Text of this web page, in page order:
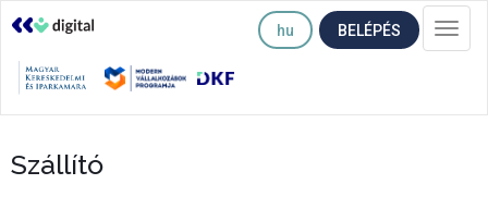
hu BELÉPÉS
Szállító